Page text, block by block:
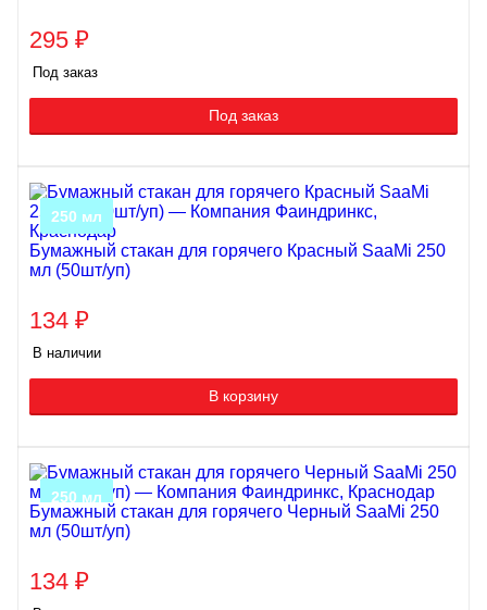
295 ₽
Под заказ
Под заказ
250 мл
Бумажный стакан для горячего Красный SaaMi 250
мл (50шт/уп)
134 ₽
В наличии
В корзину
250 мл
Бумажный стакан для горячего Черный SaaMi 250
мл (50шт/уп)
134 ₽